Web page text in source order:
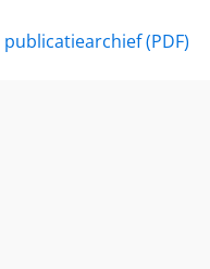
publicatiearchief (PDF)